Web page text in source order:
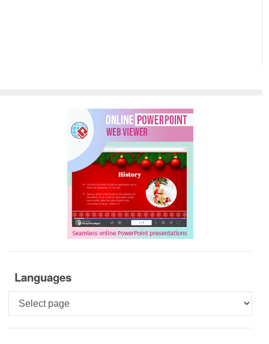
Languages
Languages